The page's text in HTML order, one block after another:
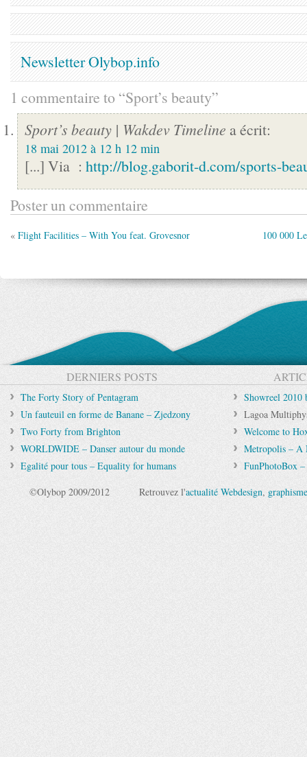
Newsletter Olybop.info
1 commentaire to “Sport’s beauty”
Sport’s beauty | Wakdev Timeline a écrit:
18 mai 2012 à 12 h 12 min
[...] Via : http://blog.gaborit-d.com/sports-
Poster un commentaire
« Flight Facilities – With You feat. Grovesnor 100 000
DERNIERS POSTS
The Forty Story of Pentagram
Un fauteuil en forme de Banane – Zjedzony
Two Forty from Brighton
WORLDWIDE – Danser autour du monde
Egalité pour tous – Equality for humans
Showreel 2010
Lagoa
Welcome to
Metropolis – A
FunPhotoBox
©Olybop 2009/2012
Retrouvez l'actualité Webdesign, graphisme